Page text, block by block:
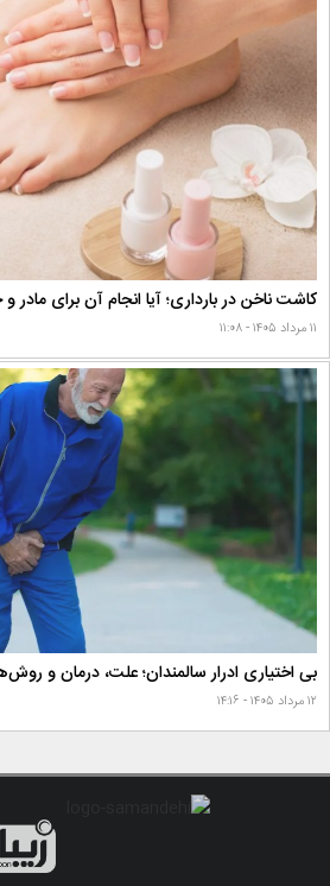
کاشت ناخن در بارداری؛ آیا انجام آن برای مادر
۱۱ مرداد ۱۴۰۵ - ۱۱:۰۸
بی اختیاری ادرار سالمندان؛ علت، درمان و
۱۲ مرداد ۱۴۰۵ - ۱۴:۱۶